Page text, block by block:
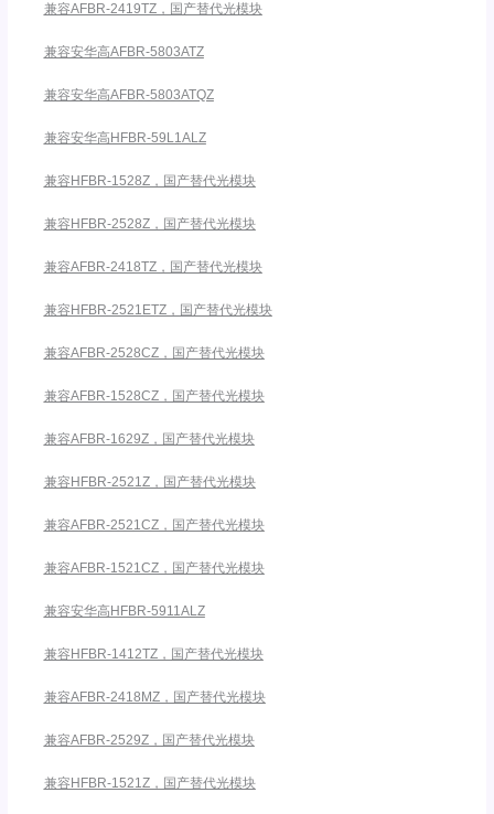
兼容AFBR-2419TZ，国产替代光模块
兼容安华高AFBR-5803ATZ
兼容安华高AFBR-5803ATQZ
兼容安华高HFBR-59L1ALZ
兼容HFBR-1528Z，国产替代光模块
兼容HFBR-2528Z，国产替代光模块
兼容AFBR-2418TZ，国产替代光模块
兼容HFBR-2521ETZ，国产替代光模块
兼容AFBR-2528CZ，国产替代光模块
兼容AFBR-1528CZ，国产替代光模块
兼容AFBR-1629Z，国产替代光模块
兼容HFBR-2521Z，国产替代光模块
兼容AFBR-2521CZ，国产替代光模块
兼容AFBR-1521CZ，国产替代光模块
兼容安华高HFBR-5911ALZ
兼容HFBR-1412TZ，国产替代光模块
兼容AFBR-2418MZ，国产替代光模块
兼容AFBR-2529Z，国产替代光模块
兼容HFBR-1521Z，国产替代光模块